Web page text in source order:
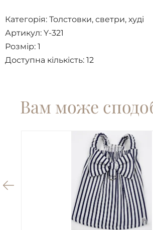
Категорія: Толстовки, светри, худі
Артикул: Y-321
Розмір: 1
Доступна кількість: 12
Вам може